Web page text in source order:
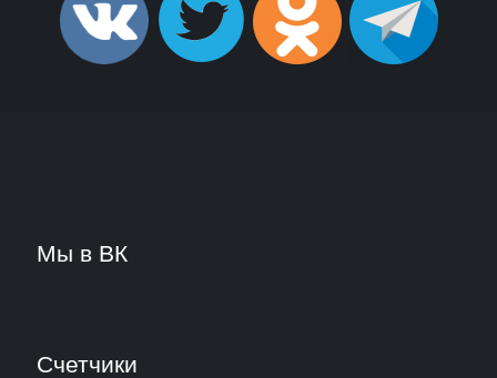
Мы в ВК
Счетчики